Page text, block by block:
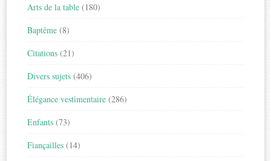
Arts de la table (180)
Baptême (8)
Citations (21)
Divers sujets (406)
Élégance vestimentaire (286)
Enfants (73)
Fiançailles (14)